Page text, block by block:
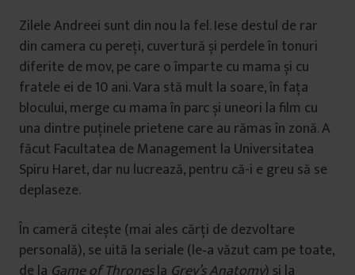
Zilele Andreei sunt din nou la fel. Iese destul de rar
din camera cu pereţi, cuvertură și perdele în tonuri
diferite de mov, pe care o împarte cu mama și cu
fratele ei de 10 ani. Vara stă mult la soare, în faţa
blocului, merge cu mama în parc și uneori la film cu
una dintre puţinele prietene care au rămas în zonă. A
făcut Facultatea de Management la Universitatea
Spiru Haret, dar nu lucrează, pentru că-i e greu să se
deplaseze.
În cameră citește (mai ales cărţi de dezvoltare
personală), se uită la seriale (le‑a văzut cam pe toate,